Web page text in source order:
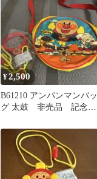
¥2,500
B61210 アンパンマンバッ
グ 太鼓 非売品 記念
ちゃ